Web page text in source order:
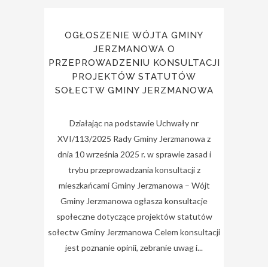
OGŁOSZENIE WÓJTA GMINY
JERZMANOWA O
PRZEPROWADZENIU KONSULTACJI
PROJEKTÓW STATUTÓW
SOŁECTW GMINY JERZMANOWA
Działając na podstawie Uchwały nr
XVI/113/2025 Rady Gminy Jerzmanowa z
dnia 10 września 2025 r. w sprawie zasad i
trybu przeprowadzania konsultacji z
mieszkańcami Gminy Jerzmanowa – Wójt
Gminy Jerzmanowa ogłasza konsultacje
społeczne dotyczące projektów statutów
sołectw Gminy Jerzmanowa Celem konsultacji
jest poznanie opinii, zebranie uwag i...